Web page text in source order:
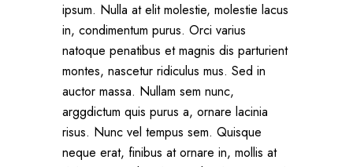
ipsum. Nulla at elit molestie, molestie lacus
in, condimentum purus. Orci varius
natoque penatibus et magnis dis parturient
montes, nascetur ridiculus mus. Sed in
auctor massa. Nullam sem nunc,
arggdictum quis purus a, ornare lacinia
risus. Nunc vel tempus sem. Quisque
neque erat, finibus at ornare in, mollis at